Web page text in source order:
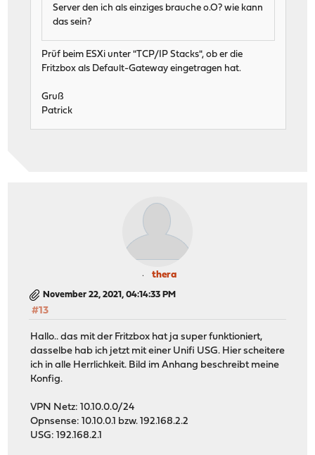
Server den ich als einziges brauche o.O? wie kann
das sein?
Prüf beim ESXi unter "TCP/IP Stacks", ob er die
Fritzbox als Default-Gateway eingetragen hat.
Gruß
Patrick
thera
November 22, 2021, 04:14:33 PM
#13
Hallo.. das mit der Fritzbox hat ja super funktioniert,
dasselbe hab ich jetzt mit einer Unifi USG. Hier scheitere
ich in alle Herrlichkeit. Bild im Anhang beschreibt meine
Konfig.
VPN Netz: 10.10.0.0/24
Opnsense: 10.10.0.1 bzw. 192.168.2.2
USG: 192.168.2.1